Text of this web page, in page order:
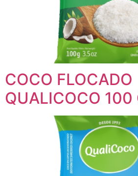
COCO FLOCADO
QUALICOCO 100